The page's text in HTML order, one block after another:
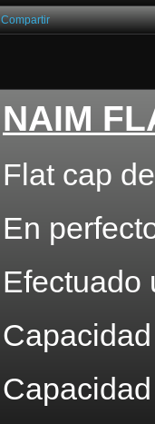
Compartir
NAIM
Flat cap
En
Efectuado